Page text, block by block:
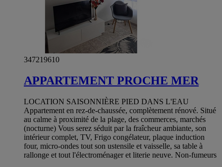
347219610
APPARTEMENT PROCHE MER
LOCATION SAISONNIÈRE PIED DANS L'EAU
Appartement en rez-de-chaussée, complètement rénové. Situé
au calme à proximité de la plage, des commerces, marchés
(nocturne) Vous serez séduit par la fraîcheur ambiante, son
intérieur complet, TV, Frigo congélateur, plaque induction
four, micro-ondes tout son ustensile et vaisselle, sa table à
rallonge et tout l'électroménager et literie neuve. Non-fumeurs